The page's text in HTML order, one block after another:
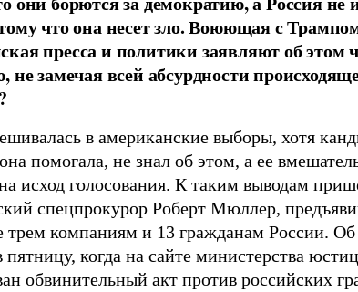
что она несет зло. Воюющая с
пресса и политики заявляют об этом
не замечая всей абсурдности
в американские выборы, хотя
помогала, не знал об этом, а ее
исход голосования. К таким выводам
спецпрокурор Роберт Мюллер,
трем компаниям и 13 гражданам России. Об
пятницу, когда на сайте министерства
обвинительный акт против российских